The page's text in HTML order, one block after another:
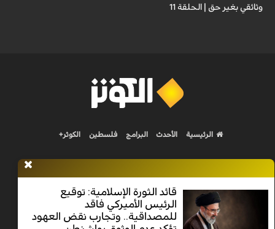
وثائقي بغير حق | الحلقة 11
قائد الثورة الإسلامية: توقيع
الرئيس الأميركي فاقد
للمصداقية.. وتجارب نقض العهود
الرئيسية الأحدث البرامج فلسطين الكوثر+
Nilesat 11900 V | Badr 8 11747 V | Badr5 12284 V